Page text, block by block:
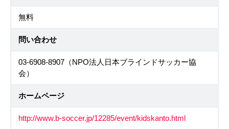
無料
問い合わせ
03-6908-8907（NPO法人日本ブラインドサッカー協
会）
ホームページ
http://www.b-soccer.jp/12285/event/kidskanto.html